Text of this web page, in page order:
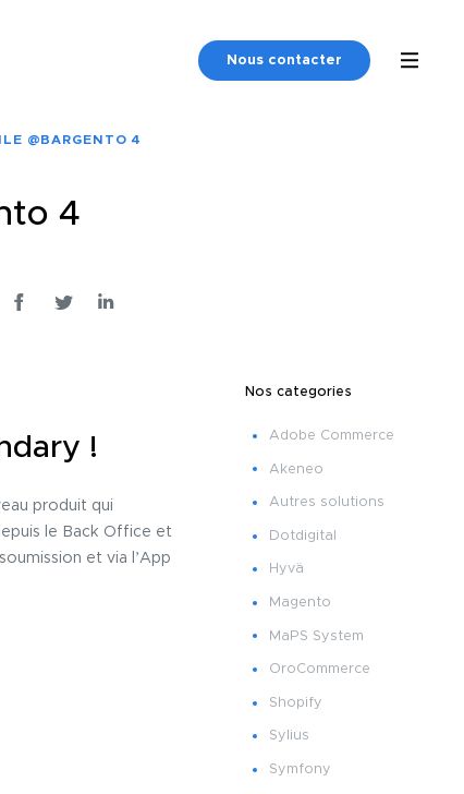
Nous contacter
@BARGENTO 4
4
!
produit qui
le Back Office et
et via l’App
Nos categories
Adobe Commerce
Akeneo
Autres solutions
Dotdigital
Hyvä
Magento
MaPS System
OroCommerce
Shopify
Sylius
Symfony